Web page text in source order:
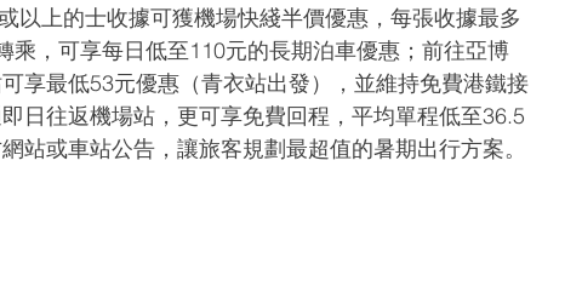
以上的士收據可獲機場快綫半價優惠，每張收據最多
乘，可享每日低至110元的長期泊車優惠；前往亞博
享最低53元優惠（青衣站出發），並維持免費港鐵接
日往返機場站，更可享免費回程，平均單程低至36.5
站或車站公告，讓旅客規劃最超值的暑期出行方案。